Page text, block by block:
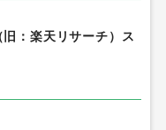
：楽天リサーチ）ス